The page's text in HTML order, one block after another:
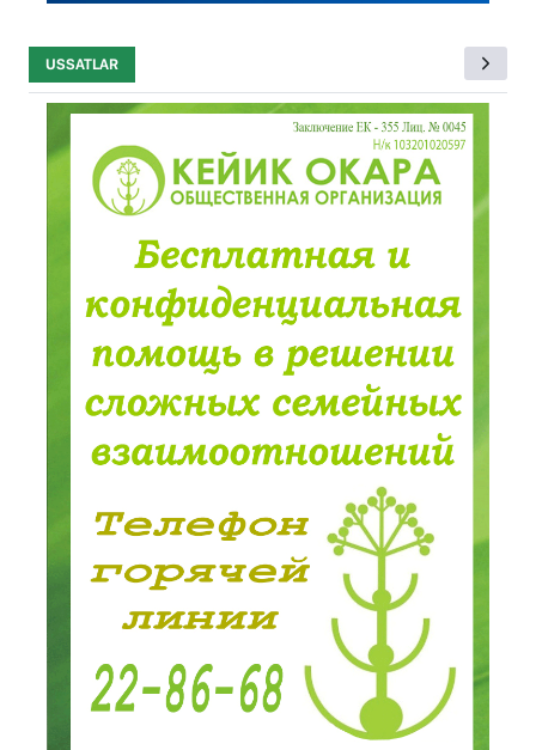
USSATLAR